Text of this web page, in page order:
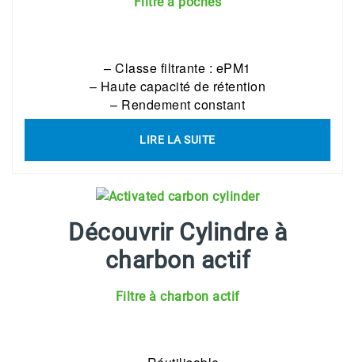
– Classe filtrante : ePM1
– Haute capacité de rétention
– Rendement constant
LIRE LA SUITE
Découvrir Cylindre à
charbon actif
Filtre à charbon actif